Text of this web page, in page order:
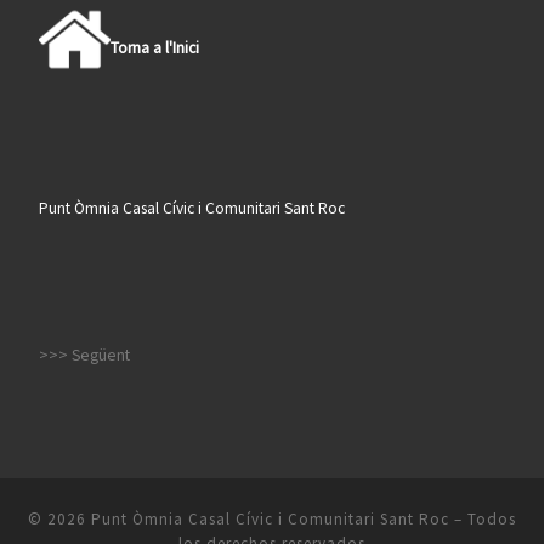
Torna a l'Inici
Punt Òmnia Casal Cívic i Comunitari Sant Roc
>>> Següent
© 2026 Punt Òmnia Casal Cívic i Comunitari Sant Roc – Todos